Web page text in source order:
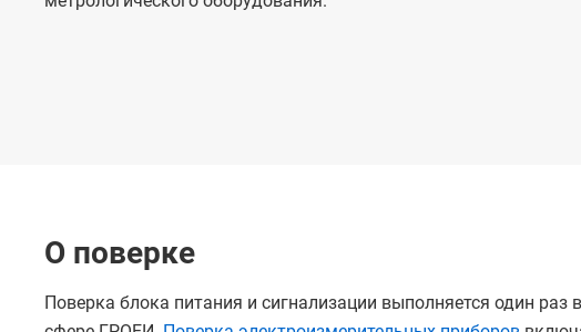
О поверке
Поверка блока питания и сигнализации выполняется один раз